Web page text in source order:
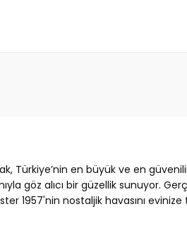
Türkiye’nin en büyük ve en
göz alıcı bir güzellik sunuyor.
1957'nin nostaljik havasını evinize